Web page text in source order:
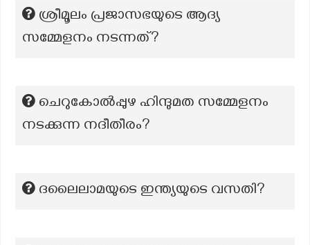
ശ്രീമൂലം പ്രജാസഭയുടെ ആദ്യ
സമ്മേളനം നടന്നത്?
ചെറുകോൽപ്പുഴ ഹിന്ദുമത സമ്മേളനം
നടക്കുന്ന നദീതീരം?
ദലൈലാമയുടെ ഇന്ത്യയുടെ വസതി?